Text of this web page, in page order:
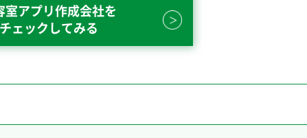
室アプリ作成会社を
チェックしてみる